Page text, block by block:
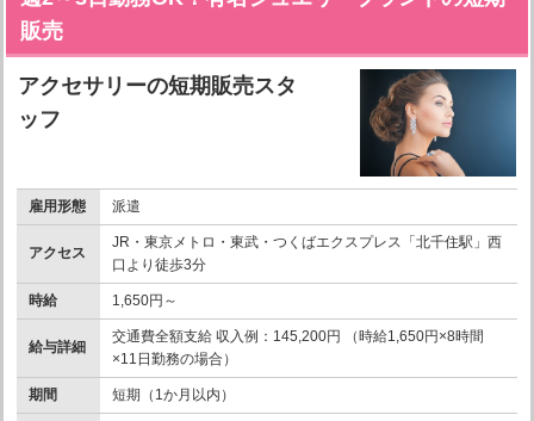
販売
アクセサリーの短期販売スタ
ッフ
雇用形態 派遣
アクセス
JR・東京メトロ・東武・つくばエクスプレス「北千住駅」西
口より徒歩3分
時給 1,650円～
給与詳細
交通費全額支給 収入例：145,200円 （時給1,650円×8時間
×11日勤務の場合）
期間 短期（1か月以内）